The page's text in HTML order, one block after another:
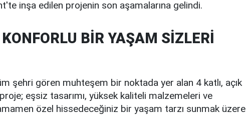
inşa edilen projenin son aşamalarına gelindi.
BİR YAŞAM SİZLERİ
şehri gören muhteşem bir noktada yer alan 4 katlı, açık
eşsiz tasarımı, yüksek kaliteli malzemeleri ve
özel hissedeceğiniz bir yaşam tarzı sunmak üzere